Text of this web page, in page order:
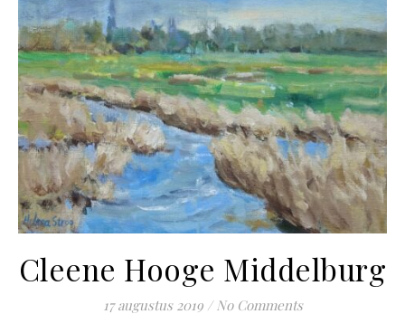
Cleene Hooge Middelburg
17 augustus 2019 / No Comments